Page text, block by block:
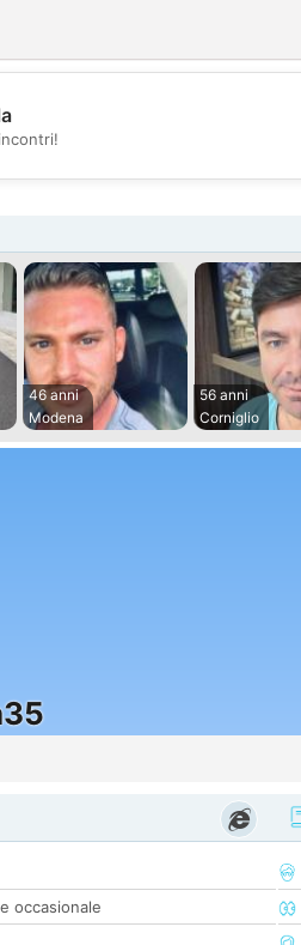
💕
46 anni
Modena
56 anni
Corniglio
occasionale